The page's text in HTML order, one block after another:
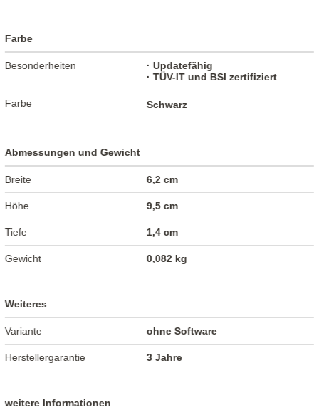
Farbe
Besonderheiten
· Updatefähig
· TÜV-IT und BSI zertifiziert
Farbe Schwarz
Abmessungen und Gewicht
Breite 6,2 cm
Höhe 9,5 cm
Tiefe 1,4 cm
Gewicht 0,082 kg
Weiteres
Variante ohne Software
Herstellergarantie 3 Jahre
weitere Informationen